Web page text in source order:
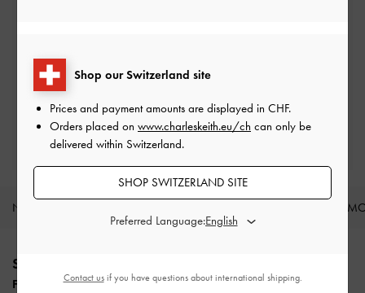
Innerhalb von 30 Tagen nach Bestellung
Qualifizieren Sie sich für eine Privileg-
Mitgliedschaft
Mindestausgabe von CHF250
NEU EINGETROFFEN
SEIEN SIE DIE ERSTE, DIE ES ERFÄHRT​
Freuen Sie sich auf 10 % Rabattbei Ihrem ersten Einkauf, wenn Sie
Shop our Switzerland site
Prices and payment amounts are displayed in CHF.
Orders placed on www.charleskeith.eu/ch can only be
delivered within Switzerland.
SHOP SWITZERLAND SITE
Preferred Language:
Contact usif you have questions about international shipping.